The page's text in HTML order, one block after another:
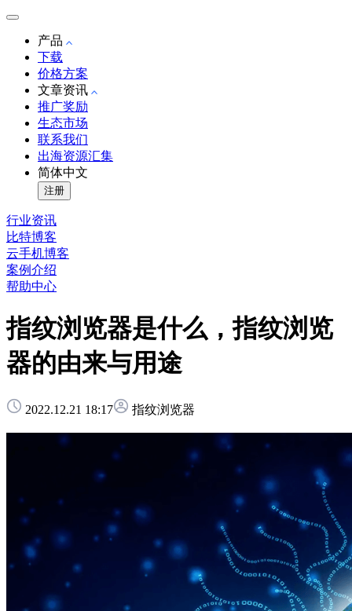
产品
下载
价格方案
文章资讯
推广奖励
生态市场
联系我们
出海资源汇集
简体中文
注册
行业资讯
比特博客
云手机博客
案例介绍
帮助中心
指纹浏览器是什么，指纹浏览
器的由来与用途
2022.12.21 18:17 指纹浏览器